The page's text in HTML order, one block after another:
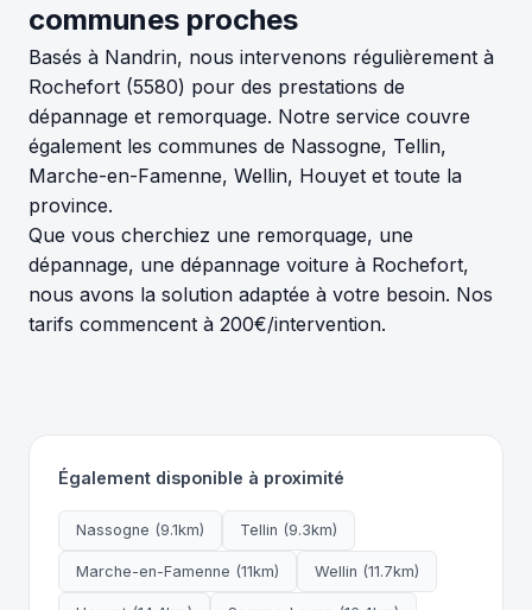
communes proches
Basés à Nandrin, nous intervenons régulièrement à
Rochefort (5580) pour des prestations de
dépannage et remorquage. Notre service couvre
également les communes de Nassogne, Tellin,
Marche-en-Famenne, Wellin, Houyet et toute la
province.
Que vous cherchiez une remorquage, une
dépannage, une dépannage voiture à Rochefort,
nous avons la solution adaptée à votre besoin. Nos
tarifs commencent à 200€/intervention.
Également disponible à proximité
Nassogne (9.1km) Tellin (9.3km)
Marche-en-Famenne (11km) Wellin (11.7km)